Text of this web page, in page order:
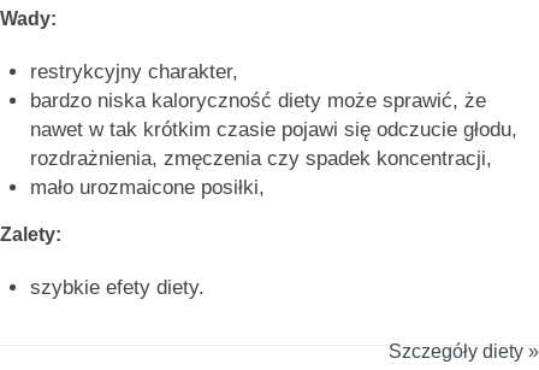
Wady:
restrykcyjny charakter,
bardzo niska kaloryczność diety może sprawić, że
nawet w tak krótkim czasie pojawi się odczucie głodu,
rozdrażnienia, zmęczenia czy spadek koncentracji,
mało urozmaicone posiłki,
Zalety:
szybkie efety diety.
Szczegóły diety »